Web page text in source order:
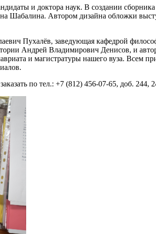
и доктора наук. В создании
Шабалина. Автором дизайна обложки
Пухалёв, заведующая кафедрой
Андрей Владимирович Денисов, и
и магистратуры нашего вуза. Всем
по тел.: +7 (812) 456-07-65, доб. 244,